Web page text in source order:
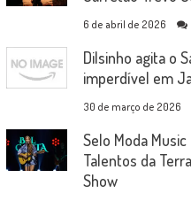
6 de abril de 2026
Dilsinho agita o
imperdível em
30 de março de 2026
Selo Moda
Talentos da
Show